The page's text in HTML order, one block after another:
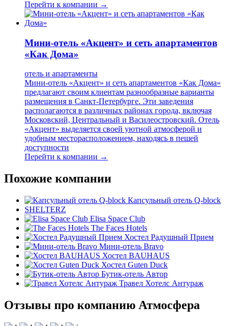
Перейти к компании →
Мини-отель «Акцент» и сеть апартаментов
«Как Дома»
отель и апартаменты
Мини-отель «Акцент» и сеть апартаментов «Как Дома»
предлагают своим клиентам разнообразные варианты
размещения в Санкт-Петербурге. Эти заведения
располагаются в различных районах города, включая
Московский, Центральный и Василеостровский. Отель
«Акцент» выделяется своей уютной атмосферой и
удобным месторасположением, находясь в пешей
доступности
Перейти к компании →
Похожие компании
Капсульный отель Q-block
SHELTERZ
Elisa Space Club
The Faces Hotels
Хостел Радушный Прием
Мини-отель Bravo
Хостел BAUHAUS
Хостел Guten Duck
Бутик-отель Автор
Травел Хотелс Антураж
Отзывы про компанию Атмосфера